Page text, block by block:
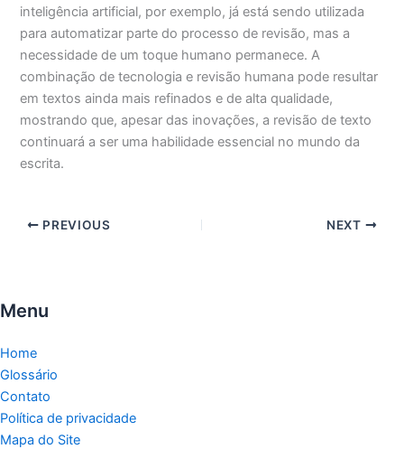
inteligência artificial, por exemplo, já está sendo utilizada
para automatizar parte do processo de revisão, mas a
necessidade de um toque humano permanece. A
combinação de tecnologia e revisão humana pode resultar
em textos ainda mais refinados e de alta qualidade,
mostrando que, apesar das inovações, a revisão de texto
continuará a ser uma habilidade essencial no mundo da
escrita.
PREVIOUS NEXT
Menu
Home
Glossário
Contato
Política de privacidade
Mapa do Site